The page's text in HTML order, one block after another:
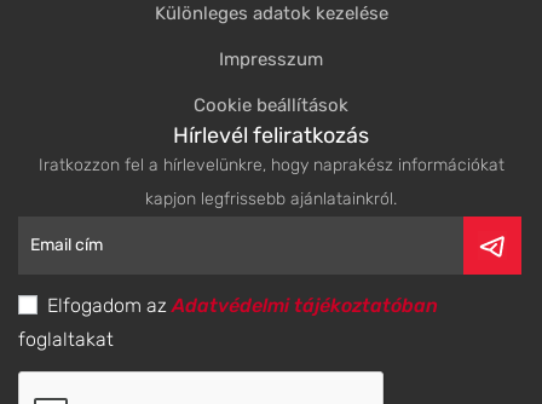
Különleges adatok kezelése
Impresszum
Cookie beállítások
Hírlevél feliratkozás
Iratkozzon fel a hírlevelünkre, hogy naprakész információkat
kapjon legfrissebb ajánlatainkról.
Elfogadom azAdatvédelmi tájékoztatóban
foglaltakat